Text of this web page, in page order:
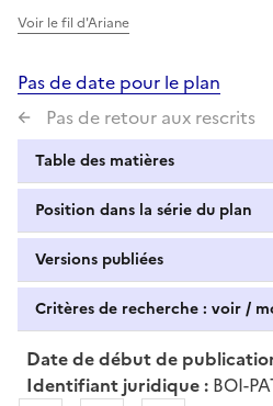
Voir le fil d'Ariane
Pas de date pour le plan
Pas de retour aux rescrits
Table des matières
Position dans la série du plan
Versions publiées
Critères de recherche : voir /
Date de début de
Identifiant juridique : BOI-